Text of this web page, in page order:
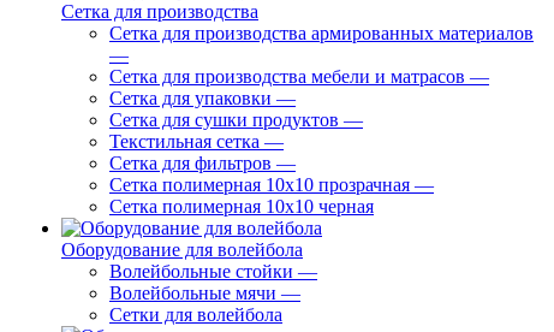
Сетка для производства
Сетка для производства армированных материалов
—
Сетка для производства мебели и матрасов —
Сетка для упаковки —
Сетка для сушки продуктов —
Текстильная сетка —
Сетка для фильтров —
Сетка полимерная 10х10 прозрачная —
Сетка полимерная 10х10 черная
Оборудование для волейбола
Волейбольные стойки —
Волейбольные мячи —
Сетки для волейбола